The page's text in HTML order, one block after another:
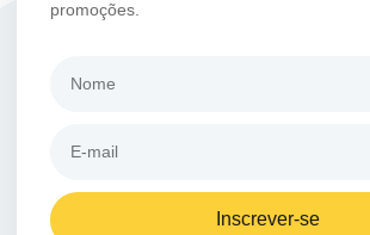
promoções.
Inscrever-se